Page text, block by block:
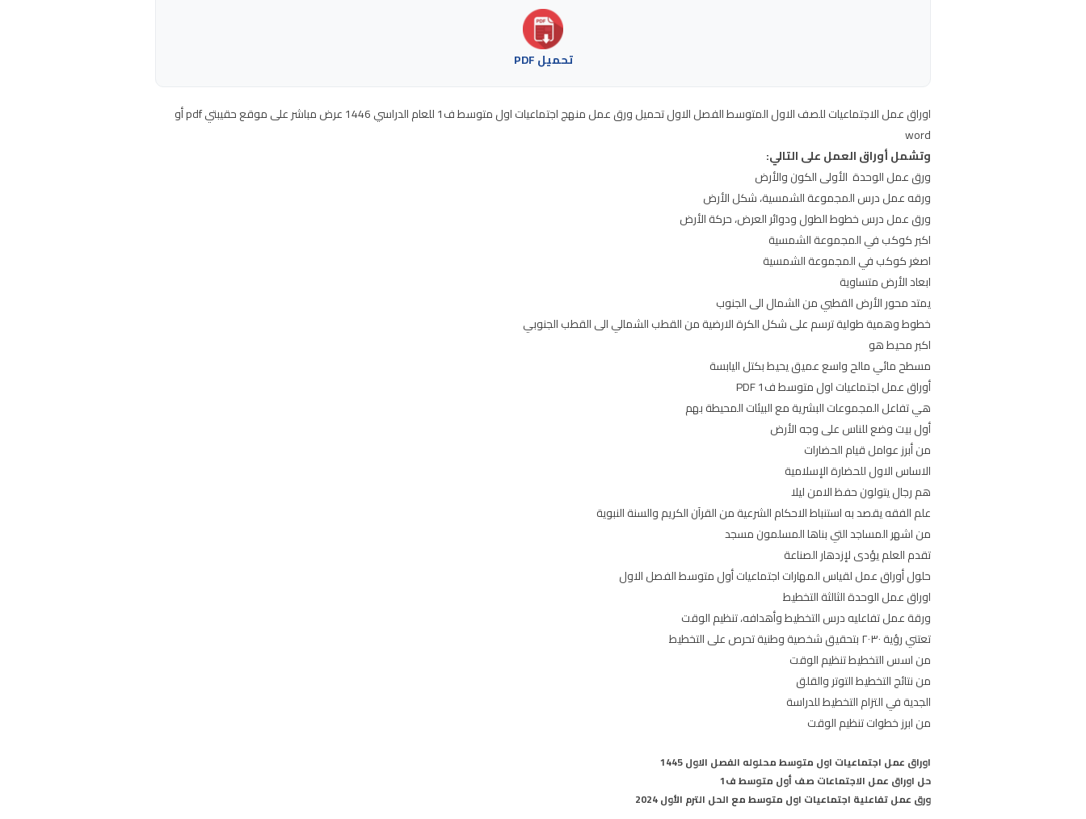
تحميل PDF
اوراق عمل الاجتماعيات للصف الاول المتوسط الفصل الاول تحميل ورق عمل منهج اجتماعيات اول متوسط ف1 للعام الدراسي 1446 عرض مباشر على موقع حقيبتي pdf أو
word
وتشمل أوراق العمل على التالي:
ورق عمل الوحدة الأولى الكون والأرض
ورقه عمل درس المجموعة الشمسية، شكل الأرض
ورق عمل درس خطوط الطول ودوائر العرض، حركة الأرض
اكبر كوكب في المجموعة الشمسية
اصغر كوكب في المجموعة الشمسية
ابعاد الأرض متساوية
يمتد محور الأرض القطبي من الشمال الى الجنوب
خطوط وهمية طولية ترسم على شكل الكرة الارضية من القطب الشمالي الى القطب الجنوبي
اكبر محيط هو
مسطح مائي مالح واسع عميق يحيط بكتل اليابسة
أوراق عمل اجتماعيات اول متوسط ف1 PDF
هي تفاعل المجموعات البشرية مع البيئات المحيطة بهم
أول بيت وضع للناس على وجه الأرض
من أبرز عوامل قيام الحضارات
الاساس الاول للحضارة الإسلامية
هم رجال يتولون حفظ الامن ليلا
علم الفقه يقصد به استنباط الاحكام الشرعية من القرآن الكريم والسنة النبوية
من اشهر المساجد التي بناها المسلمون مسجد
تقدم العلم يؤدى لإزدهار الصناعة
حلول أوراق عمل لقياس المهارات اجتماعيات أول متوسط الفصل الاول
اوراق عمل الوحدة الثالثة التخطيط
ورقة عمل تفاعليه درس التخطيط وأهدافه، تنظيم الوقت
تعتني رؤية ٢٠٣٠ بتحقيق شخصية وطنية تحرص على التخطيط
من اسس التخطيط تنظيم الوقت
من نتائج التخطيط التوتر والقلق
الجدية في التزام التخطيط للدراسة
من ابرز خطوات تنظيم الوقت
اوراق عمل اجتماعيات اول متوسط محلوله الفصل الاول 1445
حل اوراق عمل الاجتماعات صف أول متوسط ف1
ورق عمل تفاعلية اجتماعيات اول متوسط مع الحل الترم الأول 2024